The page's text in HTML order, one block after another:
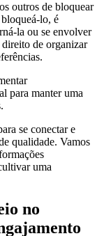
outros de bloquear
lo, é
la ou se envolver
de organizar
para manter uma
se conectar e
qualidade. Vamos
uma
no